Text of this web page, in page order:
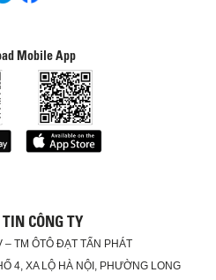
Mobile App
CÔNG TY
– TM ÔTÔ ĐẠT TẤN PHÁT
4, XA LỘ HÀ NỘI, PHƯỜNG LONG